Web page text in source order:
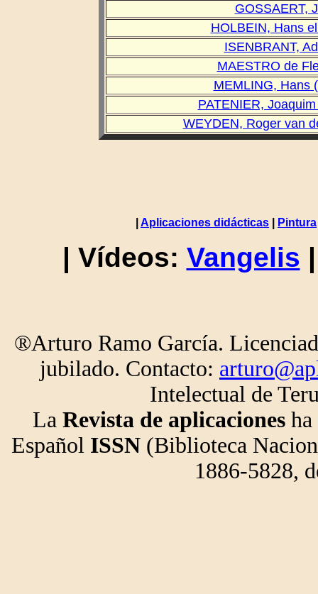
GOSSAERT,
HOLBEIN, Hans
ISENBRANT,
MAESTRO de
MEMLING, Hans
PATENIER,
WEYDEN, Roger van
Aplicaciones didácticas Pintura
| Vídeos: Vangelis
®Arturo Ramo García.
jubilado. Contacto:
Intelectual de
La Revista de aplicaciones
Español ISSN (Biblioteca
1886-5828,